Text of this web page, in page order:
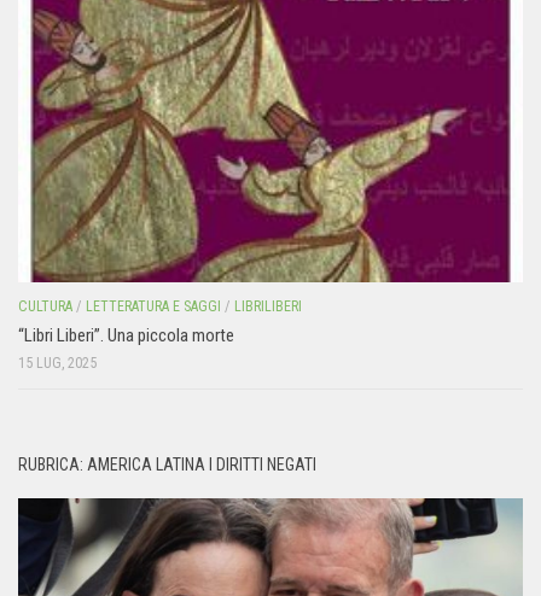
CULTURA / LETTERATURA E SAGGI / LIBRILIBERI
“Libri Liberi”. Una piccola morte
15 LUG, 2025
RUBRICA: AMERICA LATINA I DIRITTI NEGATI